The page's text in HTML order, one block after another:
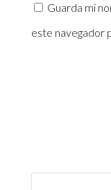
Guarda mi
este navegador